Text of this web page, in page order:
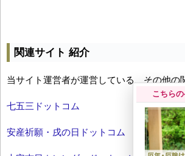
関連サイト 紹介
当サイト運営者が運営している、その他の
七五三ドットコム
安産祈願・戌の日ドットコム
こちら